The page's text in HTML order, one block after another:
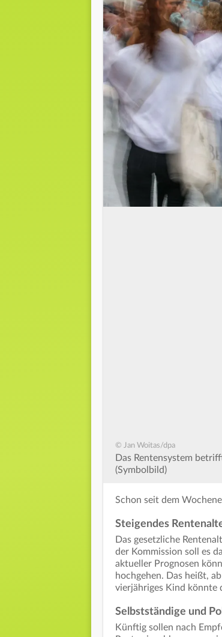
© Jan Woitas/dpa
Das Rentensystem
(Symbolbild)
Schon seit dem
Steigendes
Das gesetzliche
der Kommission soll es
aktueller Prognosen
hochgehen. Das heißt,
vierjähriges Kind könnte
Selbstständige und
Künftig sollen nach